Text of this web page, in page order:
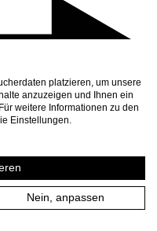
platzieren, um unsere
anzuzeigen und Ihnen ein
weitere Informationen zu den
Einstellungen.
Nein, anpassen